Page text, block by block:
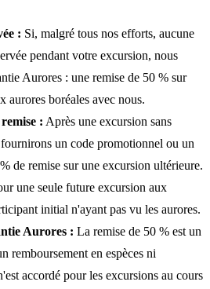
: Si, malgré tous nos efforts, aucune
pendant votre excursion, nous
Aurores : une remise de 50 % sur
aurores boréales avec nous.
: Après une excursion sans
un code promotionnel ou un
de remise sur une excursion ultérieure.
une seule future excursion aux
initial n'ayant pas vu les aurores.
Aurores : La remise de 50 % est un
remboursement en espèces ni
accordé pour les excursions au cours